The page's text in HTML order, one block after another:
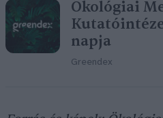
Ökológiai
napja
Greendex